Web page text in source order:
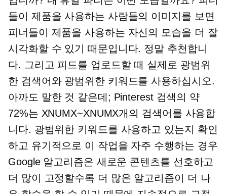
들이 제품을 사용하는 사람들의 이미지를 보면
피너들이 제품을 사용하는 자신의 모습을 더 잘
시각화할 수 있기 때문입니다. 정말 추천합니
다. 그리고 피드를 업로드할 때 실제로 광범위
한 검색어와 광범위한 키워드를 사용하십시오.
아까도 말한 것 같은데; Pinterest 검색의 약
72%는 XNUMX~XNUMX개의 검색어를 사용합
니다. 광범위한 키워드를 사용하고 있는지 확인
하고 유기적으로 이 작업을 자주 수행하는 경우
Google 알고리즘은 새로운 콘텐츠를 선호하고
더 많이 고정할수록 더 많은 알고리즘이 더 나